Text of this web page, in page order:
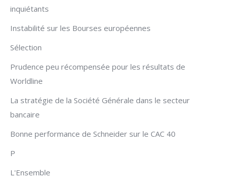
inquiétants
Instabilité sur les Bourses européennes
Sélection
Prudence peu récompensée pour les résultats de
Worldline
La stratégie de la Société Générale dans le secteur
bancaire
Bonne performance de Schneider sur le CAC 40
P
L'Ensemble